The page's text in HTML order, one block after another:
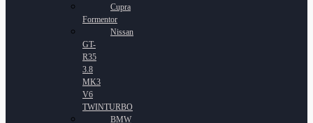
Cupra
Formentor
Nissan
GT-
R35
3.8
MK3
V6
TWINTURBO
BMW